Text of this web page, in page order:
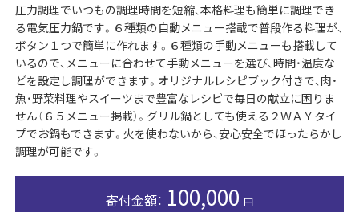
圧力調理でいつもの調理時間を短縮、本格料理も簡単に調理でき
る電気圧力鍋です。６種類の自動メニュー搭載で普段作る料理が、
ボタン１つで簡単に作れます。６種類の手動メニューも搭載して
いるので、メニューに合わせて手動メニューを選び、時間・温度な
どを設定し調理ができます。オリジナルレシピブック付きで、肉・
魚・野菜料理やスイーツまで豊富なレシピで毎日の献立に困りま
せん（６５メニュー掲載）。グリル鍋としても使える２ＷＡＹタイ
プでお鍋もできます。火を使わないから、安心安全でほったらかし
調理が可能です。
100,000